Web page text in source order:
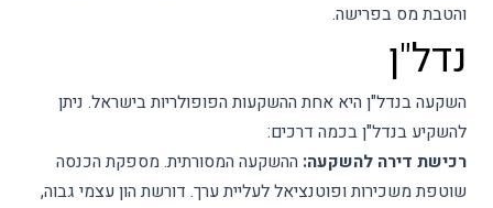
והטבת מס בפרישה.
נדל"ן
השקעה בנדל"ן היא אחת ההשקעות הפופולריות בישראל. ניתן
להשקיע בנדל"ן בכמה דרכים:
רכישת דירה להשקעה: ההשקעה המסורתית. מספקת הכנסה
שוטפת משכירות ופוטנציאל לעליית ערך. דורשת הון עצמי גבוה,